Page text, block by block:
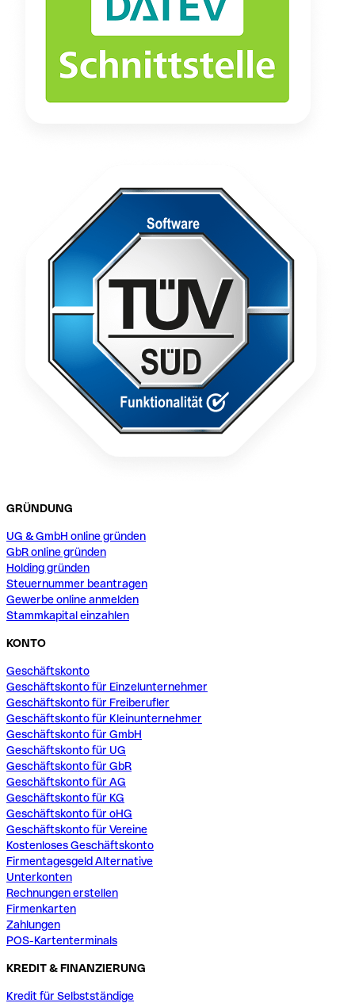
GRÜNDUNG
UG & GmbH online gründen
GbR online gründen
Holding gründen
Steuernummer beantragen
Gewerbe online anmelden
Stammkapital einzahlen
KONTO
Geschäftskonto
Geschäftskonto für Einzelunternehmer
Geschäftskonto für Freiberufler
Geschäftskonto für Kleinunternehmer
Geschäftskonto für GmbH
Geschäftskonto für UG
Geschäftskonto für GbR
Geschäftskonto für AG
Geschäftskonto für KG
Geschäftskonto für oHG
Geschäftskonto für Vereine
Kostenloses Geschäftskonto
Firmentagesgeld Alternative
Unterkonten
Rechnungen erstellen
Firmenkarten
Zahlungen
POS-Kartenterminals
KREDIT & FINANZIERUNG
Kredit für Selbstständige